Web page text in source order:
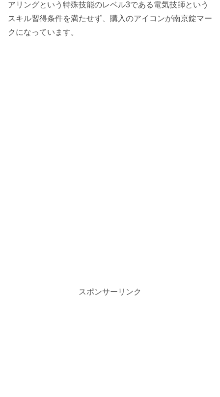
アリングという特殊技能のレベル3である電気技師という
スキル習得条件を満たせず、購入のアイコンが南京錠マー
クになっています。
スポンサーリンク